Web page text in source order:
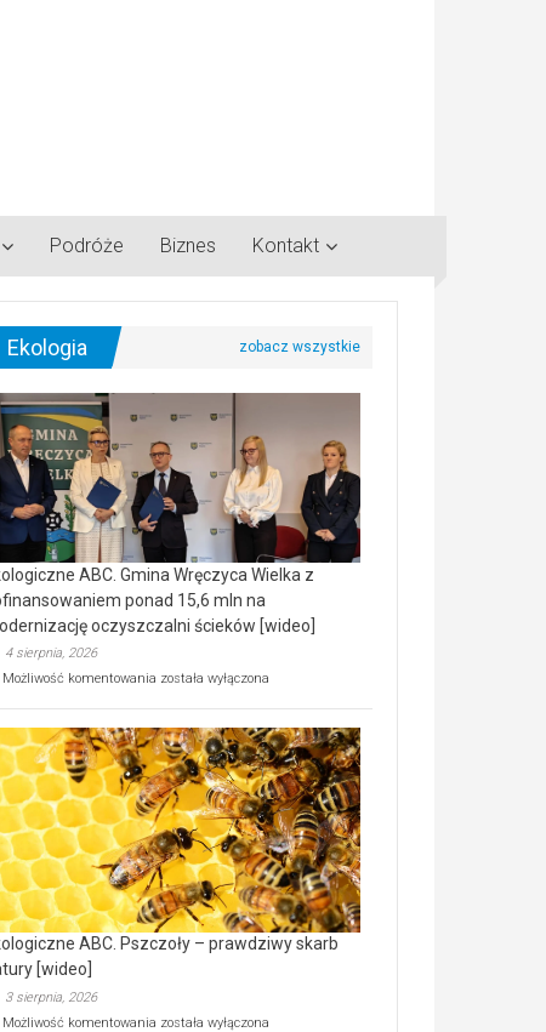
Podróże Biznes Kontakt
Ekologia
ABC. Gmina Wręczyca Wielka z
ponad 15,6 mln na
oczyszczalni ścieków [wideo]
4 sierpnia, 2026
Możliwość komentowania Ekologiczne
Wręczyca
Wielka
z
dofinansowaniem
ponad
15,6
mln
na
modernizację
oczyszczalni
ścieków
[wideo]
została wyłączona
ABC. Pszczoły – prawdziwy skarb
[wideo]
3 sierpnia, 2026
Możliwość komentowania Ekologiczne
została wyłączona